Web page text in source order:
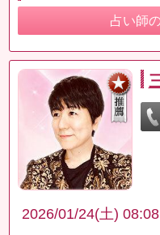
占い師
2026/01/24(土) 08:08